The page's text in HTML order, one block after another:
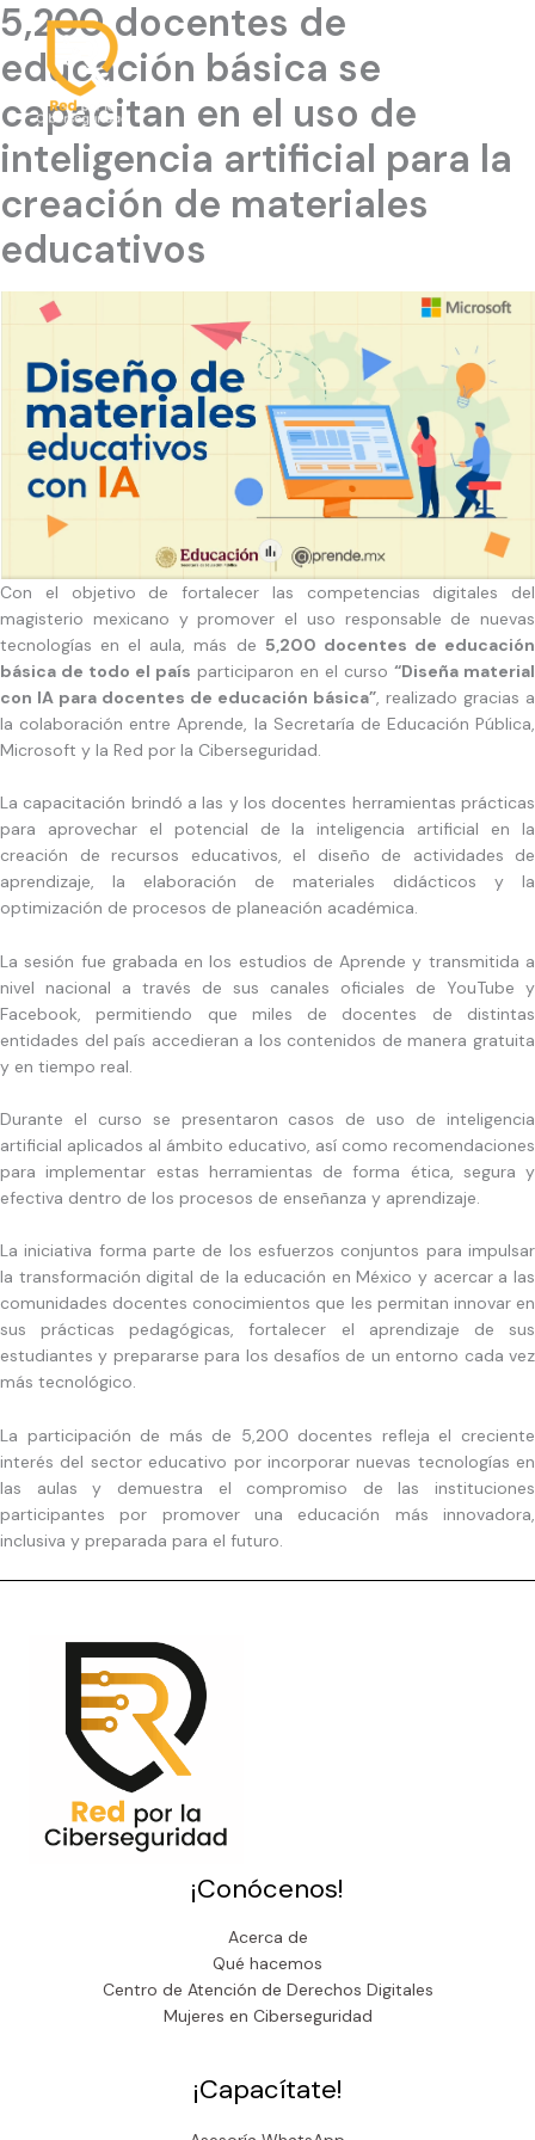
Ir
al
contenido
5,200 docentes de
educación básica se
capacitan en el uso de
inteligencia artificial para la
creación de materiales
educativos
Con el objetivo de fortalecer las competencias digitales del
magisterio mexicano y promover el uso responsable de nuevas
tecnologías en el aula, más de 5,200 docentes de educación
básica de todo el país participaron en el curso “Diseña material
con IA para docentes de educación básica”, realizado gracias a
la colaboración entre Aprende, la Secretaría de Educación Pública,
Microsoft y la Red por la Ciberseguridad.
La capacitación brindó a las y los docentes herramientas prácticas
para aprovechar el potencial de la inteligencia artificial en la
creación de recursos educativos, el diseño de actividades de
aprendizaje, la elaboración de materiales didácticos y la
optimización de procesos de planeación académica.
La sesión fue grabada en los estudios de Aprende y transmitida a
nivel nacional a través de sus canales oficiales de YouTube y
Facebook, permitiendo que miles de docentes de distintas
entidades del país accedieran a los contenidos de manera gratuita
y en tiempo real.
Durante el curso se presentaron casos de uso de inteligencia
artificial aplicados al ámbito educativo, así como recomendaciones
para implementar estas herramientas de forma ética, segura y
efectiva dentro de los procesos de enseñanza y aprendizaje.
La iniciativa forma parte de los esfuerzos conjuntos para impulsar
la transformación digital de la educación en México y acercar a las
comunidades docentes conocimientos que les permitan innovar en
sus prácticas pedagógicas, fortalecer el aprendizaje de sus
estudiantes y prepararse para los desafíos de un entorno cada vez
más tecnológico.
La participación de más de 5,200 docentes refleja el creciente
interés del sector educativo por incorporar nuevas tecnologías en
las aulas y demuestra el compromiso de las instituciones
participantes por promover una educación más innovadora,
inclusiva y preparada para el futuro.
¡Conócenos!
Acerca de
Qué hacemos
Centro de Atención de Derechos Digitales
Mujeres en Ciberseguridad
¡Capacítate!